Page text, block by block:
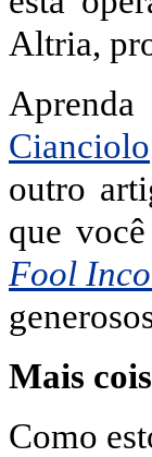
Altria,
Cianciolo
outro
que
Fool
Mais
Como